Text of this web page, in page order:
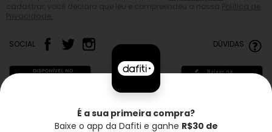
SOCIAL DÚVIDAS
É a sua primeira compra?
Baixe o app da Dafiti e ganhe R$30 de